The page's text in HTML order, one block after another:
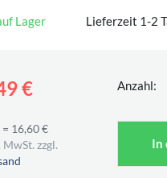
Lager Lieferzeit 1-2
€ Anzahl:
= 16,60 €
MwSt. zzgl.
In